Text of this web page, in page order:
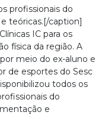
profissionais do
teóricas.[/caption]
IC para os
física da região. A
meio do ex-aluno e
de esportes do Sesc
todos os
do
e